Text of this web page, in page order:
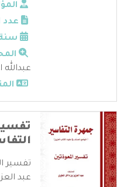
عدد
سنة
عبدالله
تفسير
عبد